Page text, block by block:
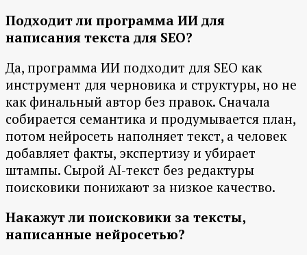
Подходит ли программа ИИ для
написания текста для SEO?
Да, программа ИИ подходит для SEO как
инструмент для черновика и структуры, но не
как финальный автор без правок. Сначала
собирается семантика и продумывается план,
потом нейросеть наполняет текст, а человек
добавляет факты, экспертизу и убирает
штампы. Сырой AI-текст без редактуры
поисковики понижают за низкое качество.
Накажут ли поисковики за тексты,
написанные нейросетью?